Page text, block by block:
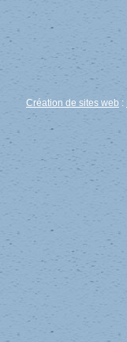
Création de sites web :